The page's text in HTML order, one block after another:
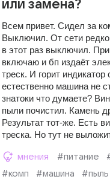
или замена?
Всем привет. Сидел за
Выключил. От сети
в этот раз выключил.
включаю и бп издаёт
треск. И горит
естественно машина не
знатоки что думаете?
пыли почистил. Камень
Результат тот-же. Есть
треска. Но тут не
мнения #питание
#комп
#машина
#пыль